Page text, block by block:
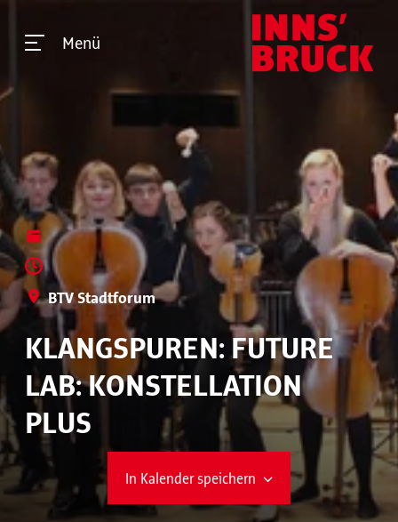
Menü
BTV Stadtforum
KLANGSPUREN: FUTURE
LAB: KONSTELLATION
PLUS
In Kalender speichern